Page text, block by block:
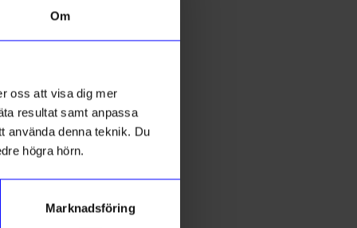
Om
oss att visa dig mer
resultat samt anpassa
använda denna teknik. Du
högra hörn.
Marknadsföring
10%